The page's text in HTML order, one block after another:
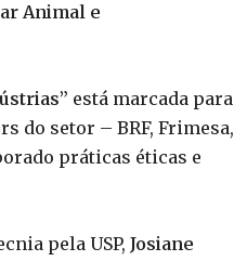
Animal e
está marcada para
do setor – BRF, Frimesa,
práticas éticas e
pela USP, Josiane